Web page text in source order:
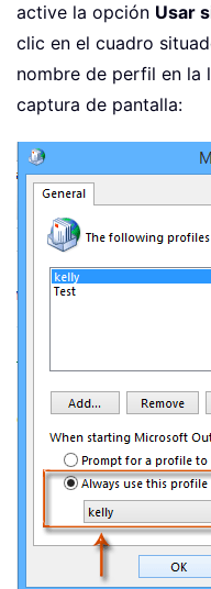
active la opción Usar
clic en el cuadro
nombre de perfil en la
captura de pantalla: